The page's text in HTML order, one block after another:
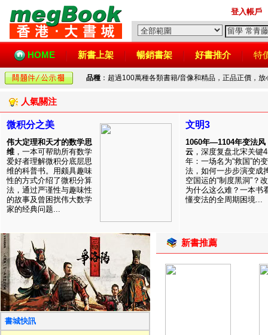
登入帳戶
HOME 新書上架 暢銷書架 好書推介 特
品種 ：超過100萬種各類書籍/音像和精品，正品正價，
人氣關注
微积分之美
伟大定理和天才的数学思
维 ，一本可帮助所有数学
爱好者理解微积分底层思
维的科普书。用颇具趣味
性的方式介绍了微积分算
法，通过严谨性与趣味性
的故事及曾困扰伟大数学
家的经典问题...
文明3
1060年—1104年变法风
云 ，深度复盘北宋关键
年：一场名为“救国”的变
法，如何一步步演变成
空国运的“制度黑洞”？
为什么这么难？一本书
懂变法的全周期困境...
書城快訊
新書推薦